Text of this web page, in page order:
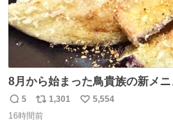
8月から始まった鳥貴族の新メ
うますぎでした 信じて……
返
信
5
リ
ポ
1,301
い
5,554
16時間前